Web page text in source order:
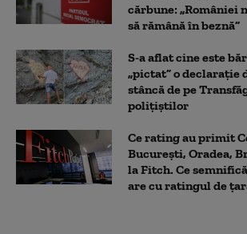
cărbune: „României
să rămână în beznă”
S-a aflat cine este
„pictat” o declarație
stâncă de pe
polițiștilor
Ce rating au primit
București, Oradea,
la Fitch. Ce
are cu ratingul de